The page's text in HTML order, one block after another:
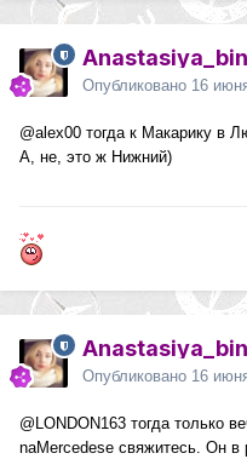
Anastasiya_bin
Опубликовано 16
@alex00 тогда к Макарику в
А, не, это ж Нижний)
Anastasiya_bin
Опубликовано 16
@LONDON163 тогда только
naMercedese свяжитесь. Он в